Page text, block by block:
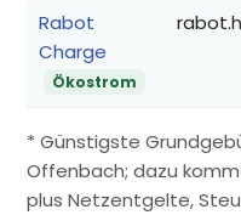
Rabot
Charge
Ökostrom
* Günstigste
Offenbach; dazu
plus Netzentgelte,